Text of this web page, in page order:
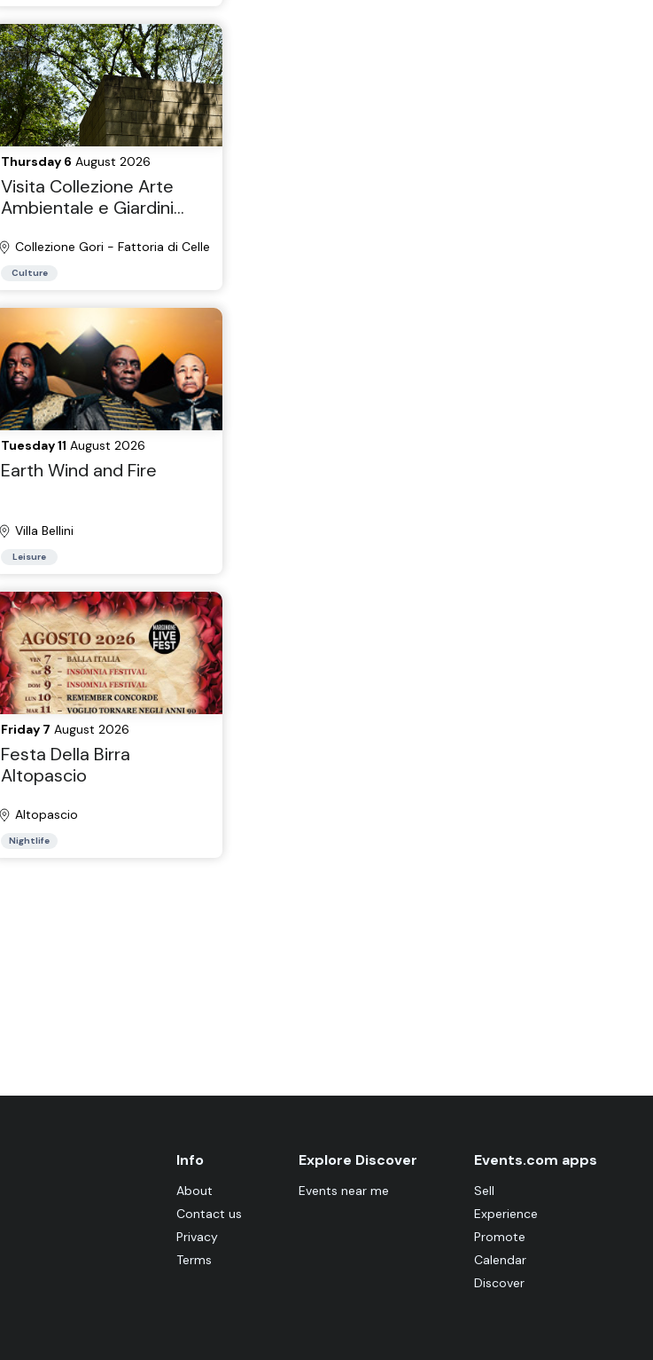
Thursday 6 August 2026
Visita Collezione Arte
Ambientale e Giardini
Collezione Gori - Fattoria di Celle
Culture
Tuesday 11 August 2026
Earth Wind and Fire
Villa Bellini
Leisure
Friday 7 August 2026
Festa Della Birra
Altopascio
Altopascio
Nightlife
Info
About
Contact us
Privacy
Terms
Explore Discover
Events near me
Events.com apps
Sell
Experience
Promote
Calendar
Discover